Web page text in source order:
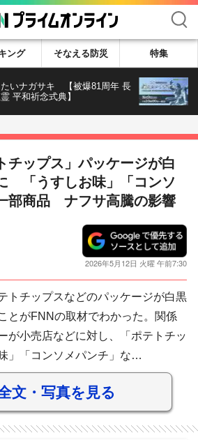
検索
ング そなえる防災 特集
たいナガサキ 【被爆81周年 長
平和祈念式典】
チップス」パッケージが白
「うすしお味」「コンソ
部商品 ナフサ高騰の影響
2026年5月12日 火曜 午前7:30
トチップスなどのパッケージが白黒
とがFNNの取材でわかった。関係
が小売店などに対し、「ポテトチッ
」「コンソメパンチ」な…
文・写真を見る